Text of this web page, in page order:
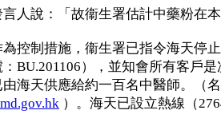
說：「故衞生署估計中藥粉在本
制措施，衞生署已指令海天停止
：BU.201106），並知會所有客戶
海天供應給約一百名中醫師。（
）。海天已設立熱線（